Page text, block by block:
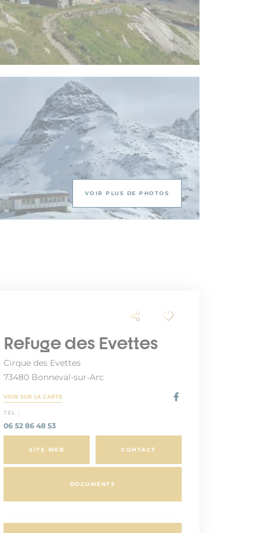
VOIR PLUS DE PHOTOS
Refuge des Evettes
Cirque des Evettes
73480 Bonneval-sur-Arc
VOIR SUR LA CARTE
TEL :
06 52 86 48 53
SITE WEB CONTACT
DOCUMENTS